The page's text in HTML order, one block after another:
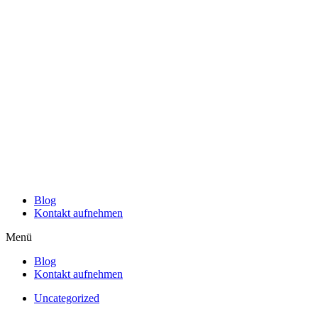
Blog
Kontakt aufnehmen
Menü
Blog
Kontakt aufnehmen
Uncategorized